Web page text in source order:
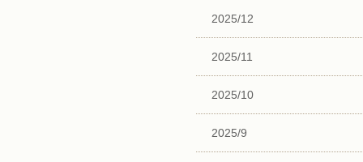
2025/12
2025/11
2025/10
2025/9